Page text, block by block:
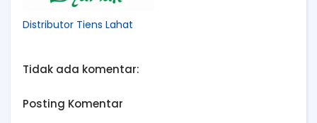
Distributor Tiens Lahat
Tidak ada komentar:
Posting Komentar